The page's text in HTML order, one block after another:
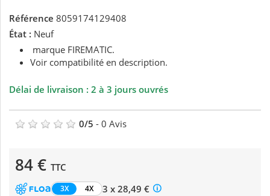
Référence 8059174129408
État : Neuf
marque FIREMATIC.
Voir compatibilité en description.
Délai de livraison : 2 à 3 jours ouvrés
0/5 - 0 Avis
84 € TTC
3X 4X
3 x 28,49 €